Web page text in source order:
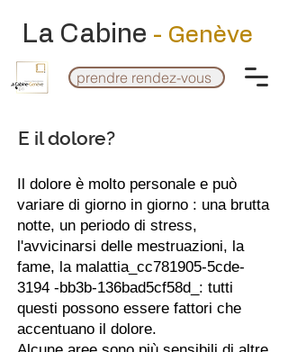
La Cabine - Genève
prendre rendez-vous
E il dolore?
Il dolore è molto personale e può
variare di giorno in giorno : una brutta
notte, un periodo di stress,
l'avvicinarsi delle mestruazioni, la
fame, la malattia_cc781905-5cde-
3194 -bb3b-136bad5cf58d_: tutti
questi possono essere fattori che
accentuano il dolore.